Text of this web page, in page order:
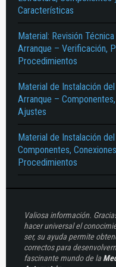
Características
Material: Revisión
Arranque – Verificación,
Procedimientos
Material de Instalación
Arranque –
Ajustes
Material de Instalación
Componentes,
Procedimientos
Valiosa información.
hacer universal el
ser, su ayuda permite
correctos para
fascinante mundo de la